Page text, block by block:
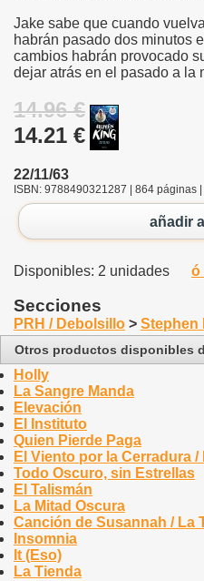
Jake sabe que cuando
habrán pasado dos minutos
cambios habrán provocado
dejar atrás en el pasado a la
14.96 €
14.21 €
22/11/63
ISBN: 9788490321287 | 864 páginas
añadir
Disponibles: 2 unidades ó
Secciones
PRH / Debolsillo > Stephen
Otros productos disponibles
Holly
La Sangre Manda
Elevación
El Instituto
Quien Pierde Paga
El Viento por la Cerradura /
Todo Oscuro, sin Estrellas
El Talismán
La Mitad Oscura
Canción de Susannah / La
Insomnia
It (Eso)
La Tienda